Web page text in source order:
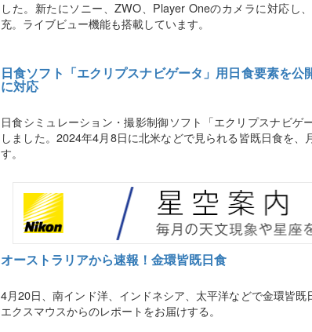
した。新たにソニー、ZWO、Player Oneのカメラに対応し
充。ライブビュー機能も搭載しています。
日食ソフト「エクリプスナビゲータ」用日食要素を
に対応
日食シミュレーション・撮影制御ソフト「エクリプスナビゲ
しました。2024年4月8日に北米などで見られる皆既日食を、
す。
オーストラリアから速報！金環皆既日食
4月20日、南インド洋、インドネシア、太平洋などで金環皆既
エクスマウスからのレポートをお届けする。